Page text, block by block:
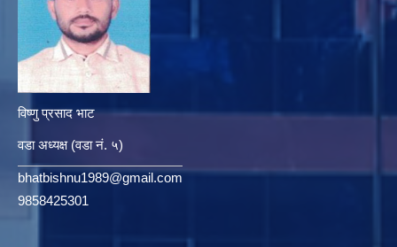
विष्णु प्रसाद भाट
वडा अध्यक्ष (वडा नं. ५)
bhatbishnu1989@gmail.com
9858425301